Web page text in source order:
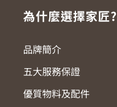
為什麼選擇家匠?
品牌簡介
五大服務保證
優質物料及配件